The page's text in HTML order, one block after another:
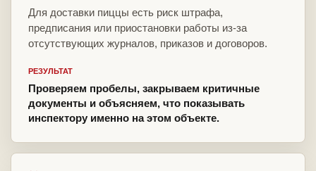
Для доставки пиццы есть риск штрафа,
предписания или приостановки работы из-за
отсутствующих журналов, приказов и договоров.
РЕЗУЛЬТАТ
Проверяем пробелы, закрываем критичные
документы и объясняем, что показывать
инспектору именно на этом объекте.